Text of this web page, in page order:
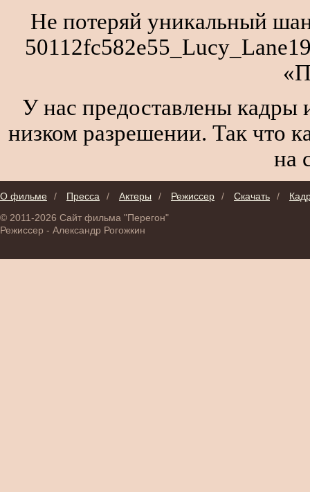
Не потеряй уникальный
У нас предоставлены кадры
низком разрешении. Так что
на
О фильме / Пресса / Актеры / Режиссер / Скачать /
© 2011-2026 Сайт фильма "Перегон"
Режиссер - Александр Рогожкин